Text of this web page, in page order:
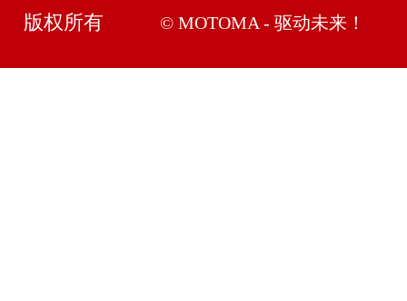
版权所有 © MOTOMA - 驱动未来！